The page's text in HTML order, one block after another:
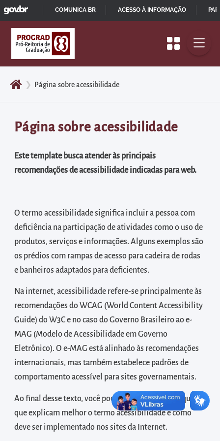
Pular
para
o
início
conteúdo
principal
página
Acessar
diretamente
para
buscas
internas
Acessar
diretamente
as
informações
postas
❯ Página sobre acessibilidade
Página sobre acessibilidade
Este template busca atender às principais
recomendações de acessibilidade indicadas para web.
O termo acessibilidade significa incluir a pessoa com
deficiência na participação de atividades como o uso de
produtos, serviços e informações. Alguns exemplos são
os prédios com rampas de acesso para cadeira de rodas
e banheiros adaptados para deficientes.
Na internet, acessibilidade refere-se principalmente às
recomendações do WCAG (World Content Accessibility
Guide) do W3C e no caso do Governo Brasileiro ao e-
MAG (Modelo de Acessibilidade em Governo
Eletrônico). O e-MAG está alinhado às recomendações
internacionais, mas também estabelece padrões de
comportamento acessível para sites governamentais.
Ao final desse texto, você poderá baixar alguns arquivos
que explicam melhor o termo acessibilidade e como
deve ser implementado nos sites da Internet.
GOVBR
COMUNICA BR ACESSO À INFORMAÇÃO